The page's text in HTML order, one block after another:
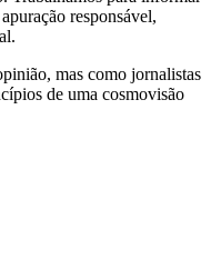
responsável,
mas como jornalistas
de uma cosmovisão